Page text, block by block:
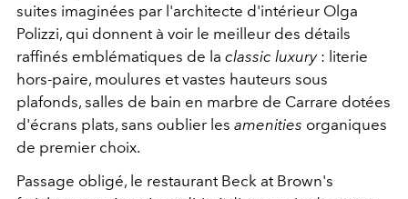
suites imaginées par l'architecte d'intérieur Olga
Polizzi, qui donnent à voir le meilleur des détails
raffinés emblématiques de la classic luxury: literie
hors-paire, moulures et vastes hauteurs sous
plafonds, salles de bain en marbre de Carrare dotées
d'écrans plats, sans oublier les amenities organiques
de premier choix.
Passage obligé, le restaurant Beck at Brown's